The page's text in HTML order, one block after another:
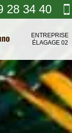
28 34 40
ENTREPRISE
ÉLAGAGE 02